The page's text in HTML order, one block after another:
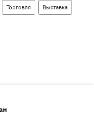
Торговля Выставка